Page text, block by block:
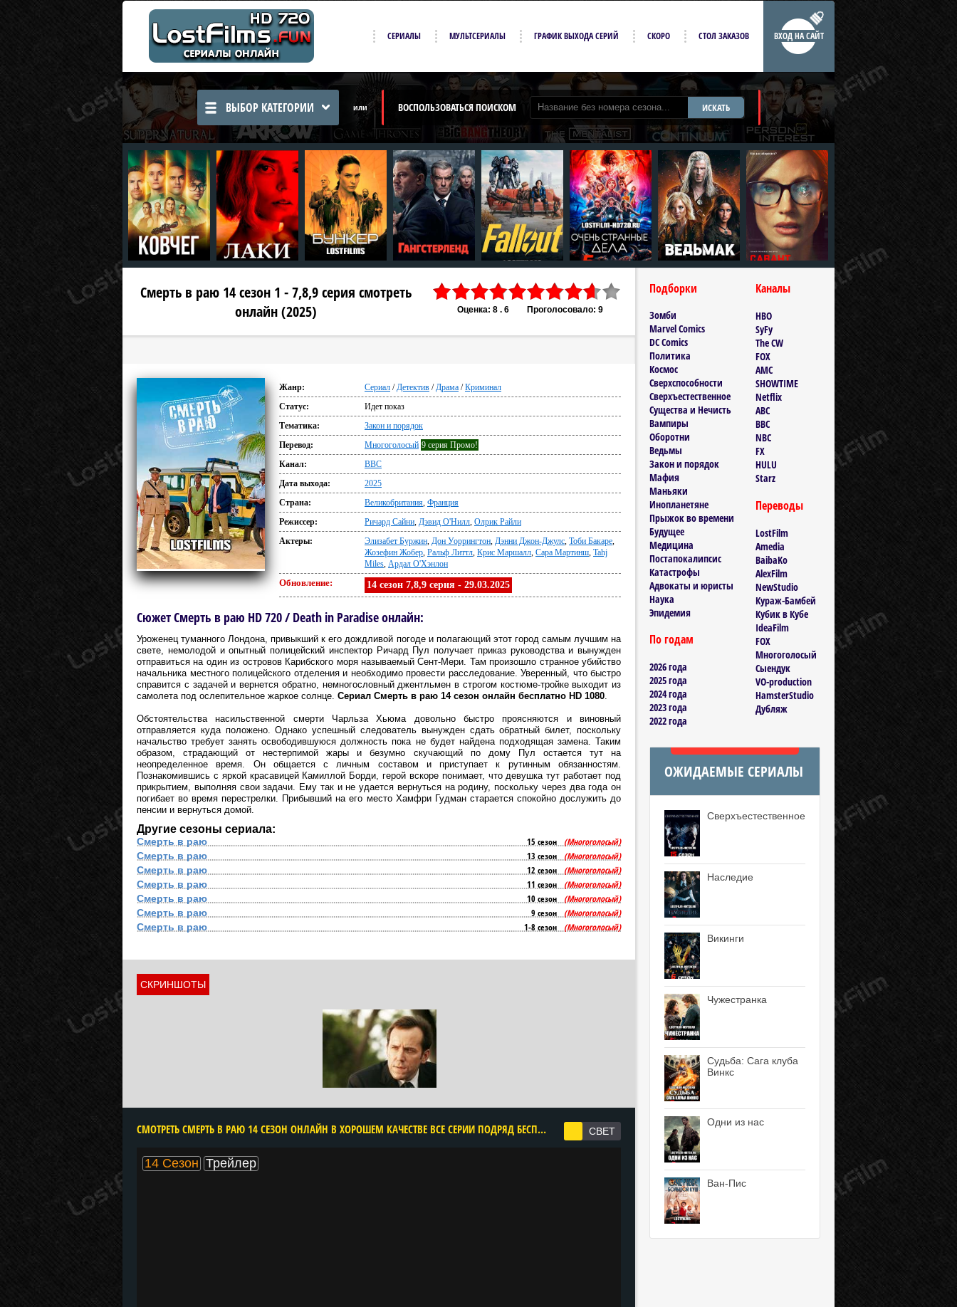
ВХОД НА САЙТ
СЕРИАЛЫ МУЛЬТСЕРИАЛЫ ГРАФИК ВЫХОДА СЕРИЙ СКОРО СТОЛ ЗАКАЗОВ
ВЫБОР КАТЕГОРИИ или ВОСПОЛЬЗОВАТЬСЯ ПОИСКОМ ИСКАТЬ
Оценка: 8 . 6 Проголосовало: 9
Смерть в раю 14 сезон 1 - 7,8,9 серия смотреть
онлайн (2025)
Жанр: Сериал /Детектив /Драма /Криминал
Статус:
Идет показ
Тематика:
Закон и порядок
Перевод:
Многоголосый 9 серия Промо!
Канал:
BBC
Дата выхода:
2025
Страна:
Великобритания, Франция
Режиссер:
Ричард Сайни, Дэвид О'Нилл, Олрик Райли
Актеры:
Элизабет Буржин, Дон Уоррингтон, Дэнни Джон-Джулс, Тоби Бакаре,
Жозефин Жобер, Ральф Литтл, Крис Маршалл, Сара Мартинш, Tahj
Miles, Ардал О'Хэнлон
Обновление: 14 сезон 7,8,9 серия - 29.03.2025
Сюжет Смерть в раю HD 720 / Death in Paradise онлайн:
Уроженец туманного Лондона, привыкший к его дождливой погоде и полагающий этот город самым лучшим на
свете, немолодой и опытный полицейский инспектор Ричард Пул получает приказ руководства и вынужден
отправиться на один из островов Карибского моря называемый Сент-Мери. Там произошло странное убийство
начальника местного полицейского отделения и необходимо провести расследование. Уверенный, что быстро
справится с задачей и вернется обратно, немногословный джентльмен в строгом костюме-тройке выходит из
самолета под ослепительное жаркое солнце. Сериал Смерть в раю 14 сезон онлайн бесплатно HD 1080.
Обстоятельства насильственной смерти Чарльза Хьюма довольно быстро проясняются и виновный
отправляется куда положено. Однако успешный следователь вынужден сдать обратный билет, поскольку
начальство требует занять освободившуюся должность пока не будет найдена подходящая замена. Таким
образом, страдающий от нестерпимой жары и безумно скучающий по дому Пул остается тут на
неопределенное время. Он общается с личным составом и приступает к рутинным обязанностям.
Познакомившись с яркой красавицей Камиллой Борди, герой вскоре понимает, что девушка тут работает под
прикрытием, выполняя свои задачи. Ему так и не удается вернуться на родину, поскольку через два года он
погибает во время перестрелки. Прибывший на его место Хамфри Гудман старается спокойно дослужить до
пенсии и вернуться домой.
Другие сезоны сериала:
Смерть в раю 15 сезон (Многоголосый)
Смерть в раю 13 сезон (Многоголосый)
Смерть в раю 12 сезон (Многоголосый)
Смерть в раю 11 сезон (Многоголосый)
Смерть в раю 10 сезон (Многоголосый)
Смерть в раю 9 сезон (Многоголосый)
Смерть в раю 1-8 сезон (Многоголосый)
СКРИНШОТЫ
CМОТРЕТЬ СМЕРТЬ В РАЮ 14 СЕЗОН ОНЛАЙН В ХОРОШЕМ КАЧЕСТВЕ ВСЕ СЕРИИ ПОДРЯД БЕСПЛАТНО
14 Сезон Трейлер
Подборки
Зомби
Marvel Comics
DC Comics
Политика
Космос
Сверхспособности
Сверхъестественное
Существа и Нечисть
Вампиры
Оборотни
Ведьмы
Закон и порядок
Мафия
Маньяки
Инопланетяне
Прыжок во времени
Будущее
Медицина
Постапокалипсис
Катастрофы
Адвокаты и юристы
Наука
Эпидемия
По годам
2026 года
2025 года
2024 года
2023 года
2022 года
Каналы
HBO
SyFy
The CW
FOX
AMC
SHOWTIME
Netflix
ABC
BBC
NBC
FX
HULU
Starz
Переводы
LostFilm
Amedia
BaibaKo
AlexFilm
NewStudio
Кураж-Бамбей
Кубик в Кубе
IdeaFilm
FOX
Многоголосый
Сыендук
VO-production
HamsterStudio
Дубляж
ОЖИДАЕМЫЕ СЕРИАЛЫ
Сверхъестественное
Наследие
Викинги
Чужестранка
Судьба: Сага клуба
Винкс
Одни из нас
Ван-Пис